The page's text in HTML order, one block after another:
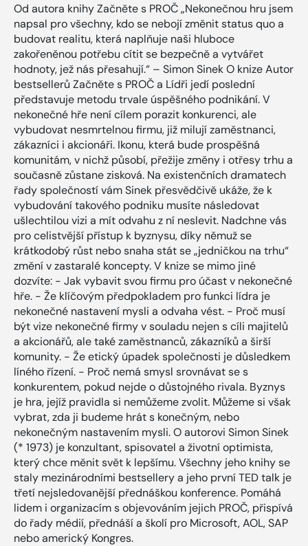
Od autora knihy Začněte s PROČ „Nekonečnou hru jsem
napsal pro všechny, kdo se nebojí změnit status quo a
budovat realitu, která naplňuje naši hluboce
zakořeněnou potřebu cítit se bezpečně a vytvářet
hodnoty, jež nás přesahují.“ – Simon Sinek O knize Autor
bestsellerů Začněte s PROČ a Lídři jedí poslední
představuje metodu trvale úspěšného podnikání. V
nekonečné hře není cílem porazit konkurenci, ale
vybudovat nesmrtelnou firmu, již milují zaměstnanci,
zákazníci i akcionáři. Ikonu, která bude prospěšná
komunitám, v nichž působí, přežije změny i otřesy trhu a
současně zůstane zisková. Na existenčních dramatech
řady společností vám Sinek přesvědčivě ukáže, že k
vybudování takového podniku musíte následovat
ušlechtilou vizi a mít odvahu z ní neslevit. Nadchne vás
pro celistvější přístup k byznysu, díky němuž se
krátkodobý růst nebo snaha stát se „jedničkou na trhu“
změní v zastaralé koncepty. V knize se mimo jiné
dozvíte: - Jak vybavit svou firmu pro účast v nekonečné
hře. - Že klíčovým předpokladem pro funkci lídra je
nekonečné nastavení mysli a odvaha vést. - Proč musí
být vize nekonečné firmy v souladu nejen s cíli majitelů
a akcionářů, ale také zaměstnanců, zákazníků a širší
komunity. - Že etický úpadek společnosti je důsledkem
líného řízení. - Proč nemá smysl srovnávat se s
konkurentem, pokud nejde o důstojného rivala. Byznys
je hra, jejíž pravidla si nemůžeme zvolit. Můžeme si však
vybrat, zda ji budeme hrát s konečným, nebo
nekonečným nastavením mysli. O autorovi Simon Sinek
(* 1973) je konzultant, spisovatel a životní optimista,
který chce měnit svět k lepšímu. Všechny jeho knihy se
staly mezinárodními bestsellery a jeho první TED talk je
třetí nejsledovanější přednáškou konference. Pomáhá
lidem i organizacím s objevováním jejich PROČ, přispívá
do řady médií, přednáší a školí pro Microsoft, AOL, SAP
nebo americký Kongres.